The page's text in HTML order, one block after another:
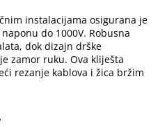
instalacijama osigurana je
do 1000V. Robusna
dok dizajn drške
zamor ruku. Ova kliješta
rezanje kablova i žica bržim